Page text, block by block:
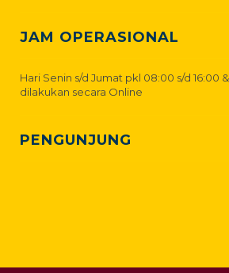
JAM OPERASIONAL
Hari Senin s/d Jumat pkl 08:00 s/d 16:00
dilakukan secara Online
PENGUNJUNG